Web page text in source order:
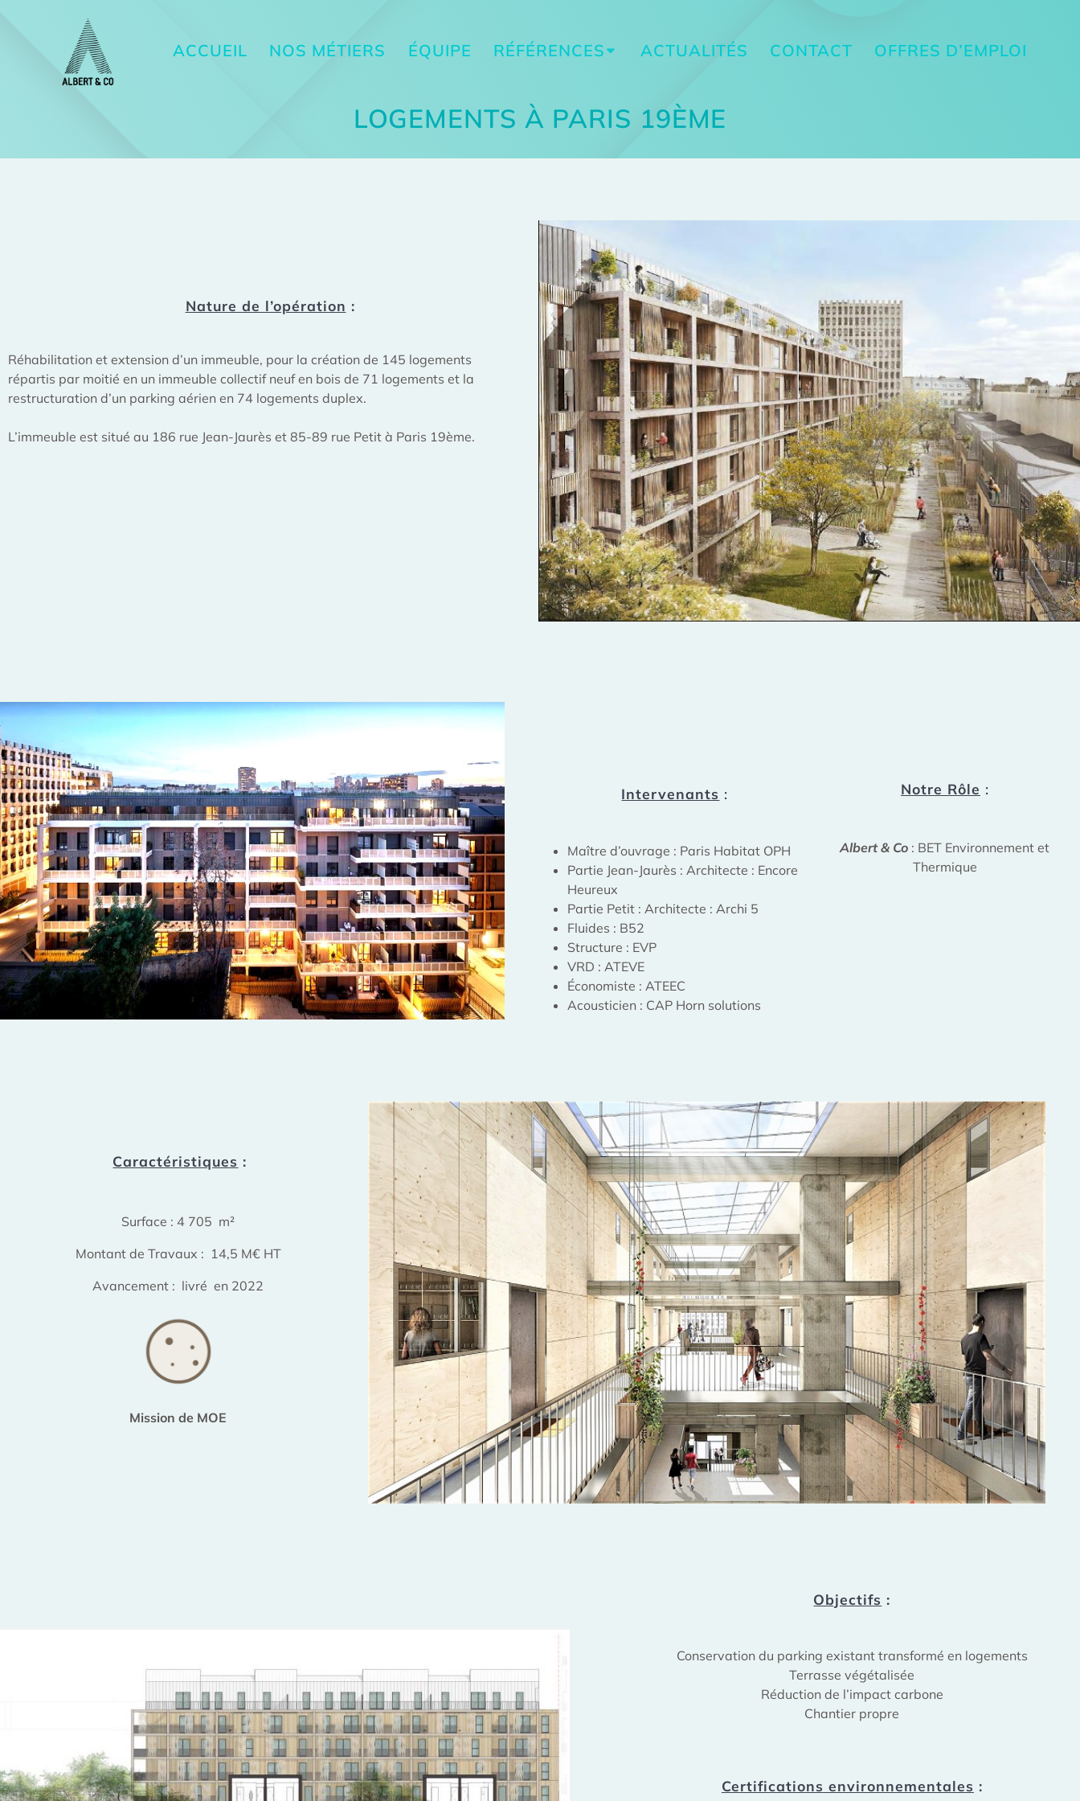
ACCUEIL NOS MÉTIERS ÉQUIPE RÉFÉRENCES ACTUALITÉS CONTACT OFFRES D’EMPLOI
LOGEMENTS À PARIS 19ÈME
Nature de l’opération :
Réhabilitation et extension d’un immeuble, pour la création de 145 logements
répartis par moitié en un immeuble collectif neuf en bois de 71 logements et la
restructuration d’un parking aérien en 74 logements duplex.
L’immeuble est situé au 186 rue Jean-Jaurès et 85-89 rue Petit à Paris 19ème.
Intervenants :
Maître d’ouvrage : Paris Habitat OPH
Partie Jean-Jaurès : Architecte : Encore
Heureux
Partie Petit : Architecte : Archi 5
Fluides : B52
Structure : EVP
VRD : ATEVE
Économiste : ATEEC
Acousticien : CAP Horn solutions
Notre Rôle :
Albert & Co : BET Environnement et
Thermique
Caractéristiques :
Surface : 4 705 m²
Montant de Travaux : 14,5 M€ HT
Avancement : livré en 2022
Mission de MOE
Objectifs :
Conservation du parking existant transformé en logements
Terrasse végétalisée
Réduction de l’impact carbone
Chantier propre
Certifications environnementales :